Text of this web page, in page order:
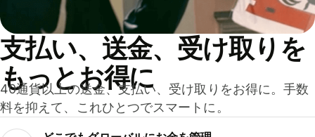
支払い、送金、受け取りを
もっとお得に
40通貨以上の送金、支払い、受け取りをお得に。手数
料を抑えて、これひとつでスマートに。